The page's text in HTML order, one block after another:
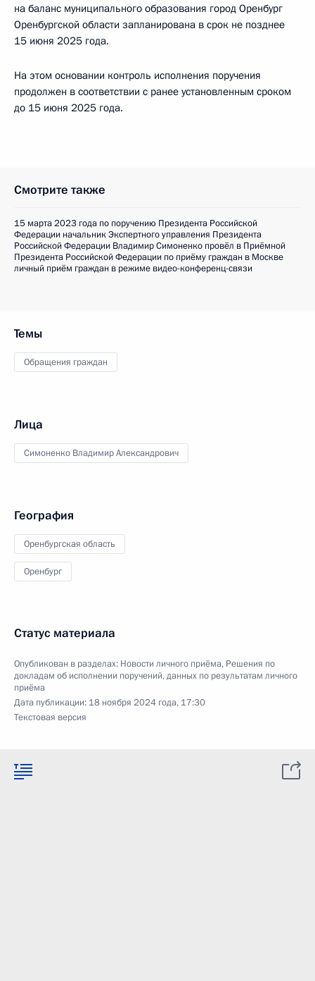
на баланс муниципального образования город Оренбург
Оренбургской области запланирована в срок не позднее
15 июня 2025 года.
На этом основании контроль исполнения поручения
продолжен в соответствии с ранее установленным сроком
до 15 июня 2025 года.
Смотрите также
15 марта 2023 года по поручению Президента Российской
Федерации начальник Экспертного управления Президента
Российской Федерации Владимир Симоненко провёл в Приёмной
Президента Российской Федерации по приёму граждан в Москве
личный приём граждан в режиме видео-конференц-связи
Темы
Обращения граждан
Лица
Симоненко Владимир Александрович
География
Оренбургская область
Оренбург
Статус материала
Опубликован в разделах: Новости личного приёма, Решения по
докладам об исполнении поручений, данных по результатам личного
приёма
Дата публикации: 18 ноября 2024 года, 17:30
Текстовая версия